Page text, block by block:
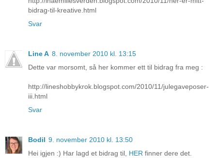
bidrag-til-kreative.html
Svar
Line A 8. november 2010 kl. 13:15
Dette var morsomt, så her kommer ett til bidrag fra meg :
http://lineshobbykrok.blogspot.com/2010/11/julegaveposer-
iii.html
Svar
Bodil 9. november 2010 kl. 13:50
Hei igjen :) Har lagd et bidrag til, HER finner dere det.